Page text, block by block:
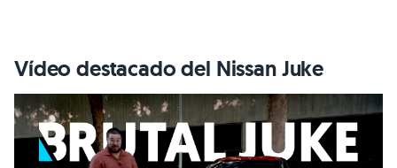
Vídeo destacado del Nissan Juke